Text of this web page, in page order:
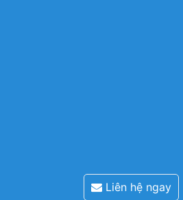
Liên hệ ngay